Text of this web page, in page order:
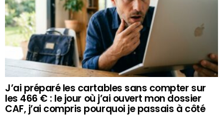
J’ai préparé les cartables sans compter sur
les 466 € : le jour où j’ai ouvert mon dossier
CAF, j’ai compris pourquoi je passais à côté